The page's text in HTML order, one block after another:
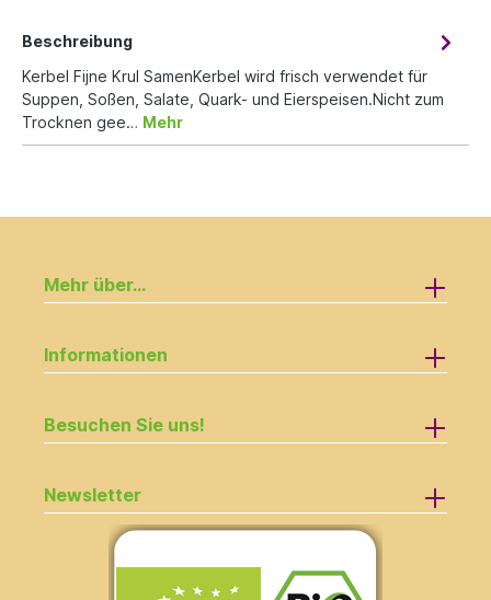
Beschreibung
Kerbel Fijne Krul SamenKerbel wird frisch verwendet für
Suppen, Soßen, Salate, Quark- und Eierspeisen.Nicht zum
Trocknen gee… Mehr
Mehr über...
Informationen
Besuchen Sie uns!
Newsletter